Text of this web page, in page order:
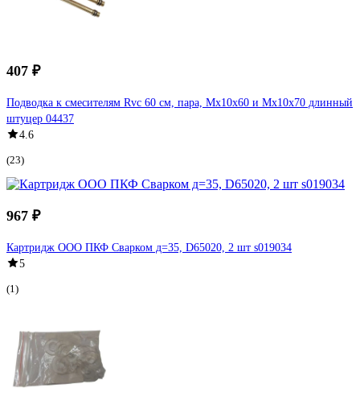
407 ₽
Подводка к смесителям Rvc 60 см, пара, Мх10x60 и Мх10x70 длинный
штуцер 04437
4.6
(23)
967 ₽
Картридж ООО ПКФ Сварком д=35, D65020, 2 шт s019034
5
(1)